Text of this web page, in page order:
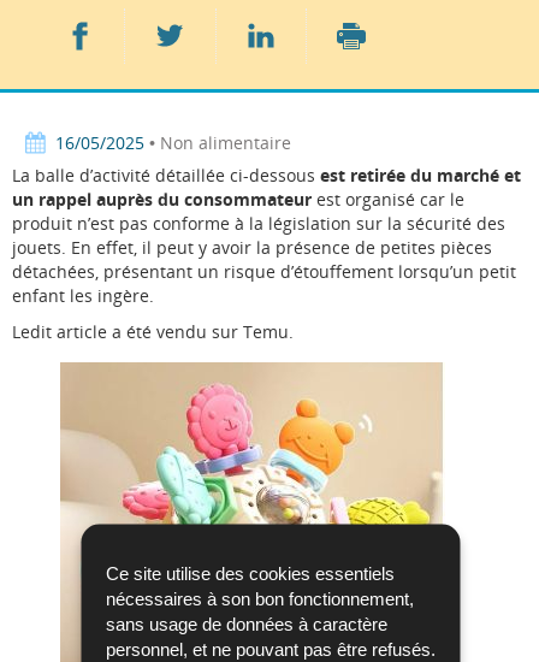
Ce site utilise des cookies essentiels
nécessaires à son bon fonctionnement,
sans usage de données à caractère
personnel, et ne pouvant pas être refusés.
Partager
Partager
Partager
16/05/2025 • Non alimentaire
La balle d’activité détaillée ci-dessous est retirée du marché et
un rappel auprès du consommateur est organisé car le
produit n’est pas conforme à la législation sur la sécurité des
jouets. En effet, il peut y avoir la présence de petites pièces
détachées, présentant un risque d’étouffement lorsqu’un petit
enfant les ingère.
Ledit article a été vendu sur Temu.